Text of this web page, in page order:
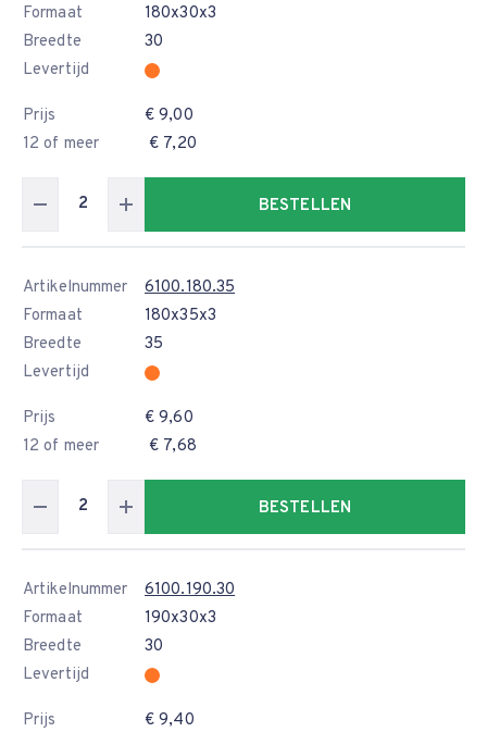
Formaat
180x30x3
Breedte
30
Levertijd
Prijs
€ 9,00
12 of meer
€ 7,20
BESTELLEN
Artikelnummer
6100.180.35
Formaat
180x35x3
Breedte
35
Levertijd
Prijs
€ 9,60
12 of meer
€ 7,68
BESTELLEN
Artikelnummer
6100.190.30
Formaat
190x30x3
Breedte
30
Levertijd
Prijs
€ 9,40